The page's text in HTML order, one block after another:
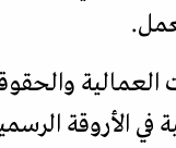
في الأروقة